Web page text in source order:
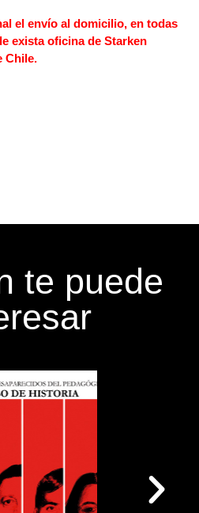
el envío al domicilio, en todas
exista oficina de Starken
Chile.
te puede